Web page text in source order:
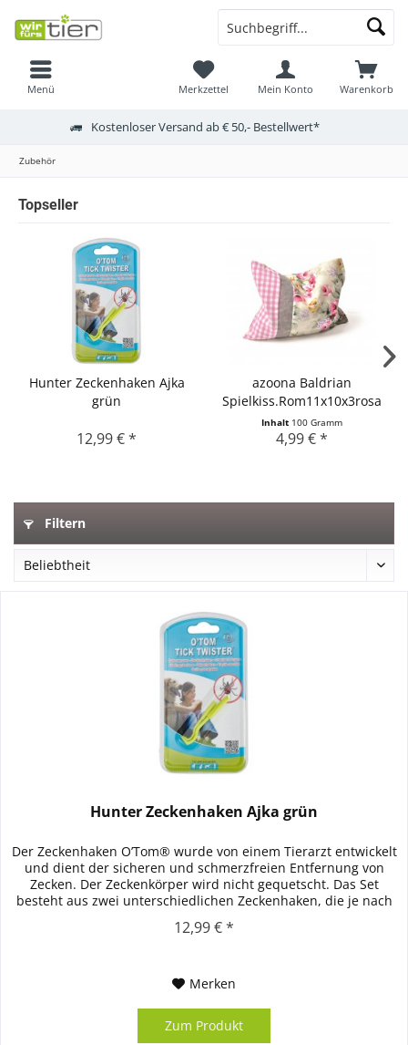
Menü Warenkorb
Merkzettel Mein Konto
Kostenloser Versand ab € 50,- Bestellwert*
Zubehör
Topseller
Hunter Zeckenhaken Ajka
grün
12,99 € *
azoona Baldrian
Spielkiss.Rom11x10x3rosa
Inhalt 100 Gramm
4,99 € *
Filtern
Hunter Zeckenhaken Ajka grün
Der Zeckenhaken O’Tom® wurde von einem Tierarzt entwickelt
und dient der sicheren und schmerzfreien Entfernung von
Zecken. Der Zeckenkörper wird nicht gequetscht. Das Set
besteht aus zwei unterschiedlichen Zeckenhaken, die je nach
12,99 € *
Merken
Zum Produkt